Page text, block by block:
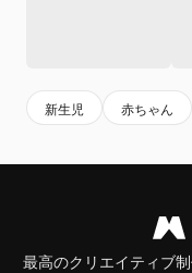
新生児 赤ちゃん
最高のクリエイティブ